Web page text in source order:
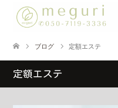
ブログ 定額エステ
定額エステ